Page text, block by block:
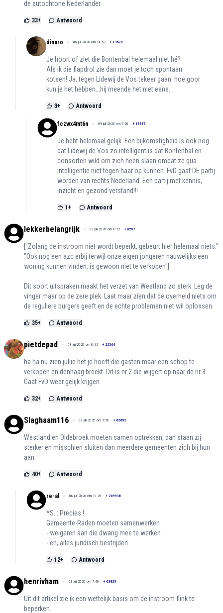
de autochtone Nederlander.
33+ Antwoord
dinaro 08 juli 2026 om 14:57 + 13620
Je hoort of ziet die Bontenbal helemaal niet hé?
Als ik die flapdrol zie dan moet je toch spontaan
kotsen! Ja, tegen Lidewij de Vos tekeer gaan: hoe goor
kun je het hebben...hij meende het niet eens.
3+ Antwoord
fczwx4mt6n 09 juli 2026 om 7:26 + 19337
Je hebt helemaal gelijk. Een bijkomstigheid is ook nog
dat Lidewij de Vos zo intelligent is dat Bontenbal en
consorten wild om zich heen slaan omdat ze qua
intelligentie niet tegen haar op kunnen. FvD gaat DE partij
worden van rechts Nederland. Een partij met kennis,
inzicht en gezond verstand!!!
1+ Antwoord
lekkerbelangrijk 08 juli 2026 om 8:22 + 8257
["Zolang de instroom niet wordt beperkt, gebeurt hier helemaal niets."
"Ook nog een azc erbij terwijl onze eigen jongeren nauwelijks een
woning kunnen vinden, is gewoon niet te verkopen"]
Dit soort uitspraken maakt het verzet van Westland zo sterk. Leg de
vinger maar op de zere plek. Laat maar zien dat de overheid niets om
de reguliere burgers geeft en de echte problemen niet wil oplossen.
35+ Antwoord
pietdepad 08 juli 2026 om 8:12 + 22564
ha ha nu zien jullie het je hoeft die gasten maar een schop te
verkopen en denhaag breekt. Dit is nr 2 die wijgert op naar de nr 3.
Gaat FvD weer gelijk krijgen.
32+ Antwoord
Slaghaam116 08 juli 2026 om 7:58 + 62652
Westland en Oldebroek moeten samen optrekken, dan staan zij
sterker en misschien sluiten dan meerdere gemeenten zich bij hun
aan.
40+ Antwoord
re-al 08 juli 2026 om 10:28 + 209938
*S. : Precies !
Gemeente-Raden moeten samenwerken :
- weigeren aan die dwang mee te werken
- en, alles juridisch bestrijden.
12+ Antwoord
henrivham 08 juli 2026 om 7:40 + 63829
Uit dit artikel zie ik een wettelijk basis om de instroom flink te
beperken.